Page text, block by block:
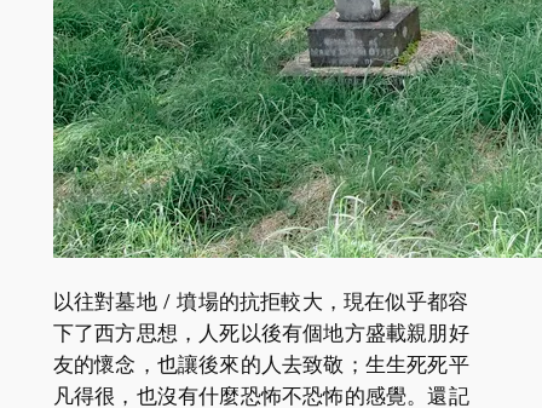
以往對墓地 / 墳場的抗拒較大，現在似乎都容
下了西方思想，人死以後有個地方盛載親朋好
友的懷念，也讓後來的人去致敬；生生死死平
凡得很，也沒有什麼恐怖不恐怖的感覺。還記